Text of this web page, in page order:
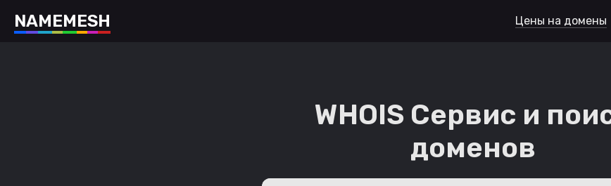
NAMEMESH Цены на домены
WHOIS Сервис и
доменов